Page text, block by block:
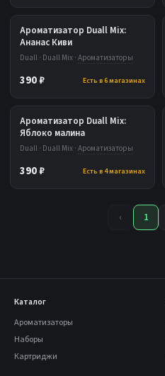
Ароматизатор Duall Mix:
Ананас Киви
Duall · Duall Mix · Ароматизаторы
390 ₽ Есть в 6 магазинах
Ароматизатор Duall Mix:
Яблоко малина
Duall · Duall Mix · Ароматизаторы
390 ₽ Есть в 4 магазинах
‹ 1
Каталог
Ароматизаторы
Наборы
Картриджи